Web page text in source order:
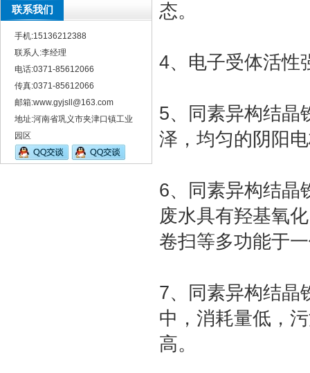
联系我们
手机:15136212388
联系人:李经理
电话:0371-85612066
传真:0371-85612066
邮箱:www.gyjsll@163.com
地址:河南省巩义市夹津口镇工业
园区
态。
4、电子受体活性
5、同素异构结晶
泽，均匀的阴阳
6、同素异构结晶
废水具有羟基氧
卷扫等多功能于
7、同素异构结晶
中，消耗量低，
高。